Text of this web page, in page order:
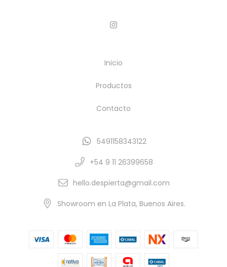
Inicio
Productos
Contacto
5491158343122
+54 9 11 26399658
hello.despierta@gmail.com
Showroom en La Plata, Buenos Aires.